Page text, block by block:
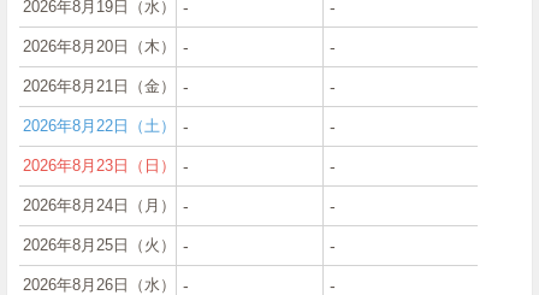
2026年8月19日（水） ‐ ‐
2026年8月20日（木） ‐ ‐
2026年8月21日（金） ‐ ‐
2026年8月22日（土） ‐ ‐
2026年8月23日（日） ‐ ‐
2026年8月24日（月） ‐ ‐
2026年8月25日（火） ‐ ‐
2026年8月26日（水） ‐ ‐